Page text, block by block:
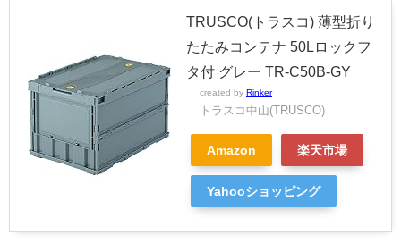
TRUSCO(トラスコ) 薄型折り
たたみコンテナ 50Lロックフ
タ付 グレー TR-C50B-GY
created by Rinker
トラスコ中山(TRUSCO)
Amazon 楽天市場
Yahooショッピング